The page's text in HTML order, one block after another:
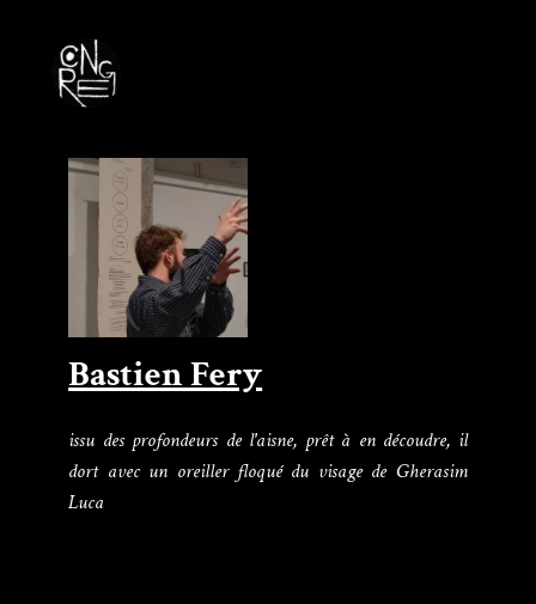
Bastien Fery
issu des profondeurs de l'aisne, prêt à en découdre, il
dort avec un oreiller floqué du visage de Gherasim
Luca